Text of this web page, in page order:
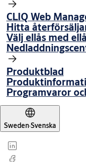
CLIQ Web
Hitta
Välj ellås med
Produktblad
Programvaror
Sweden·Svenska